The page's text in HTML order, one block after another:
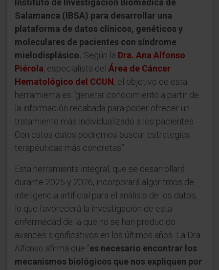
Salamanca (IBSA) para desarrollar una
plataforma de datos clínicos, genéticos y
moleculares de pacientes con síndrome
mielodisplásico. Según la Dra. Ana Alfonso
Piérola, especialista del Área de Cáncer
Hematológico del CCUN, el objetivo de esta
herramienta es “generar conocimiento a partir de
la información recabada para poder ofrecer un
tratamiento más individualizado a los pacientes.
Con estos datos podremos buscar estrategias
terapéuticas más concretas”.
Esta herramienta integral, que se desarrollará
durante 2025 y 2026, incorporará algoritmos de
inteligencia artificial para el análisis de los datos,
lo que favorecerá la investigación de esta
enfermedad de la que no se han producido
avances significativos en los últimos años. La Dra.
Alfonso afirma que “es necesario encontrar los
mecanismos biológicos que nos expliquen por